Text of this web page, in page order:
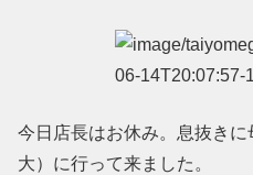
今日店長はお休み。息抜き
大）に行って来ました。